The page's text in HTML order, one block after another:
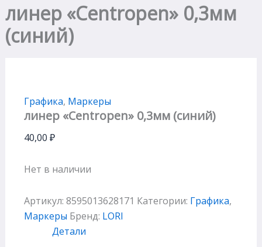
линер «Centropen» 0,3мм
(синий)
Графика, Маркеры
линер «Centropen» 0,3мм (синий)
40,00 ₽
Нет в наличии
Артикул: 8595013628171 Категории: Графика,
Маркеры Бренд: LORI
Детали